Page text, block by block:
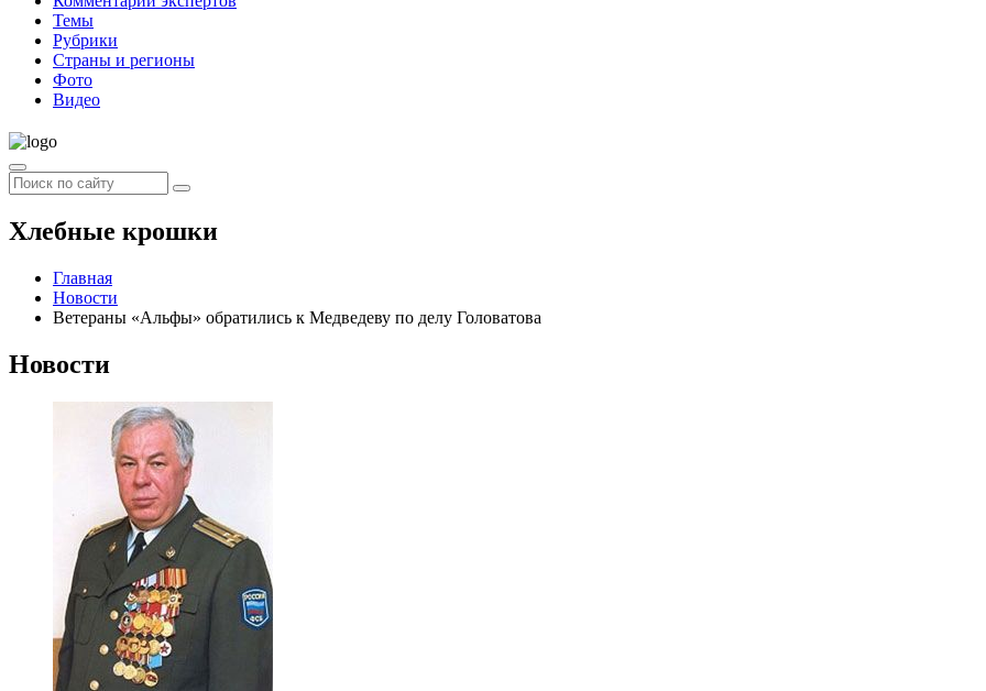
Темы
Рубрики
Страны и регионы
Фото
Видео
Хлебные крошки
Главная
Новости
Ветераны «Альфы» обратились к Медведеву по делу Головатова
Новости